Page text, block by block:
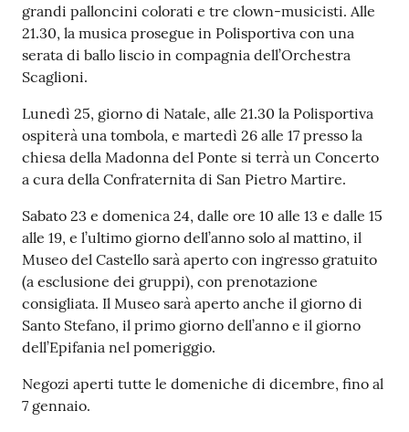
grandi palloncini colorati e tre clown-musicisti. Alle
21.30, la musica prosegue in Polisportiva con una
serata di ballo liscio in compagnia dell’Orchestra
Scaglioni.
Lunedì 25, giorno di Natale, alle 21.30 la Polisportiva
ospiterà una tombola, e martedì 26 alle 17 presso la
chiesa della Madonna del Ponte si terrà un Concerto
a cura della Confraternita di San Pietro Martire.
Sabato 23 e domenica 24, dalle ore 10 alle 13 e dalle 15
alle 19, e l’ultimo giorno dell’anno solo al mattino, il
Museo del Castello sarà aperto con ingresso gratuito
(a esclusione dei gruppi), con prenotazione
consigliata. Il Museo sarà aperto anche il giorno di
Santo Stefano, il primo giorno dell’anno e il giorno
dell’Epifania nel pomeriggio.
Negozi aperti tutte le domeniche di dicembre, fino al
7 gennaio.